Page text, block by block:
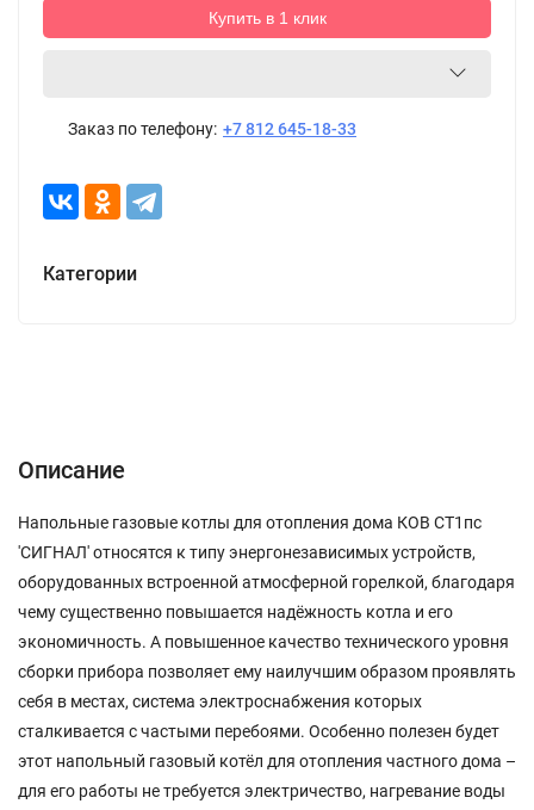
Купить в 1 клик
Заказ по телефону: +7 812 645-18-33
Категории
Описание
Напольные газовые котлы для отопления дома КОВ СТ1пc
'СИГНАЛ' относятся к типу энергонезависимых устройств,
оборудованных встроенной атмосферной горелкой, благодаря
чему существенно повышается надёжность котла и его
экономичность. А повышенное качество технического уровня
сборки прибора позволяет ему наилучшим образом проявлять
себя в местах, система электроснабжения которых
сталкивается с частыми перебоями. Особенно полезен будет
этот напольный газовый котёл для отопления частного дома –
для его работы не требуется электричество, нагревание воды